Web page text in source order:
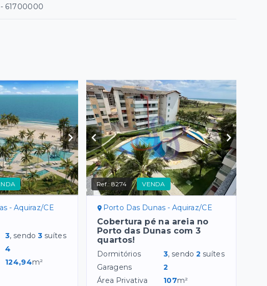
- 61700000
- Aquiraz/CE
3, sendo3 suítes
4
124,94m²
Ref.:8274 VENDA
Porto Das Dunas - Aquiraz/CE
Cobertura pé na areia no
Porto das Dunas com 3
quartos!
Dormitórios 3, sendo2 suítes
Garagens
2
Área Privativa
107m²